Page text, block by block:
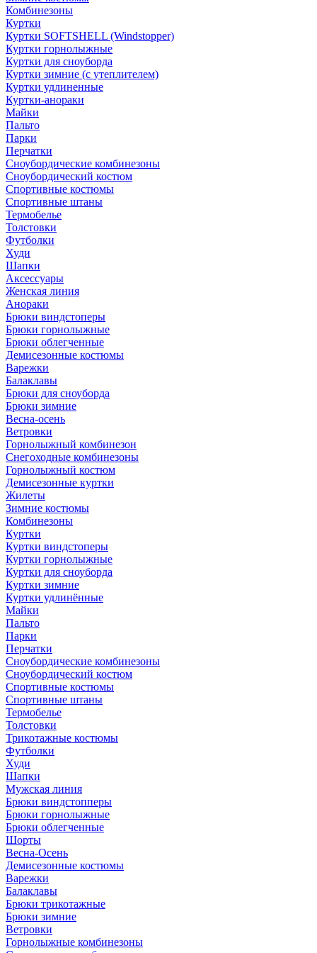
Комбинезоны
Куртки
Куртки SOFTSHELL (Windstopper)
Куртки горнолыжные
Куртки для сноуборда
Куртки зимние (с утеплителем)
Куртки удлиненные
Куртки-анораки
Майки
Пальто
Парки
Перчатки
Сноубордические комбинезоны
Сноубордический костюм
Спортивные костюмы
Спортивные штаны
Термобелье
Толстовки
Футболки
Худи
Шапки
Аксессуары
Женская линия
Анораки
Брюки виндстоперы
Брюки горнолыжные
Брюки облегченные
Демисезонные костюмы
Варежки
Балаклавы
Брюки для сноуборда
Брюки зимние
Весна-осень
Ветровки
Горнолыжный комбинезон
Снегоходные комбинезоны
Горнолыжный костюм
Демисезонные куртки
Жилеты
Зимние костюмы
Комбинезоны
Куртки
Куртки виндстоперы
Куртки горнолыжные
Куртки для сноуборда
Куртки зимние
Куртки удлинённые
Майки
Пальто
Парки
Перчатки
Сноубордические комбинезоны
Сноубордический костюм
Спортивные костюмы
Спортивные штаны
Термобелье
Толстовки
Трикотажные костюмы
Футболки
Худи
Шапки
Мужская линия
Брюки виндстопперы
Брюки горнолыжные
Брюки облегченные
Шорты
Весна-Осень
Демисезонные костюмы
Варежки
Балаклавы
Брюки трикотажные
Брюки зимние
Ветровки
Горнолыжные комбинезоны